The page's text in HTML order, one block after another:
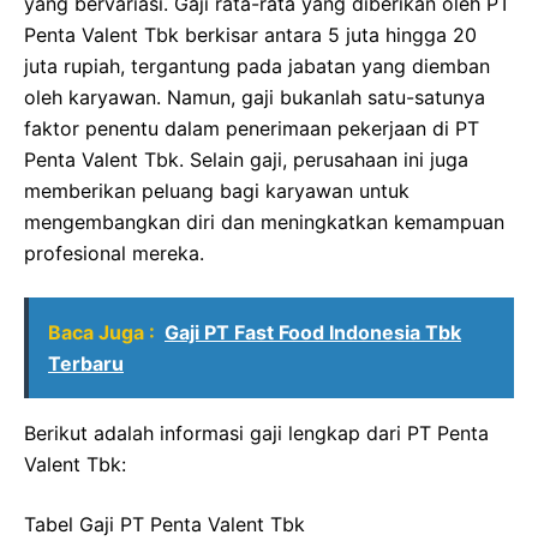
Penta Valent Tbk berkisar antara 5 juta hingga 20
juta rupiah, tergantung pada jabatan yang diemban
oleh karyawan. Namun, gaji bukanlah satu-satunya
faktor penentu dalam penerimaan pekerjaan di PT
Penta Valent Tbk. Selain gaji, perusahaan ini juga
memberikan peluang bagi karyawan untuk
mengembangkan diri dan meningkatkan kemampuan
profesional mereka.
Baca Juga : Gaji PT Fast Food Indonesia Tbk
Terbaru
Berikut adalah informasi gaji lengkap dari PT Penta
Valent Tbk:
Tabel Gaji PT Penta Valent Tbk